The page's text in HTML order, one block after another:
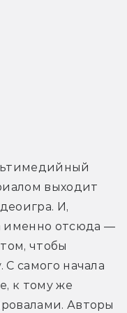
выходит
И,
именно отсюда —
чтобы
самого начала
к тому же
Авторы